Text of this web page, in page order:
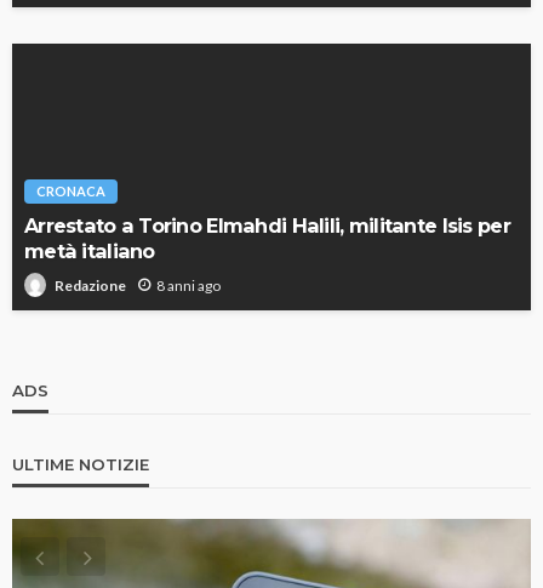
CRONACA
Arrestato a Torino Elmahdi Halili, militante Isis per
metà italiano
Redazione 8 anni ago
ADS
ULTIME NOTIZIE